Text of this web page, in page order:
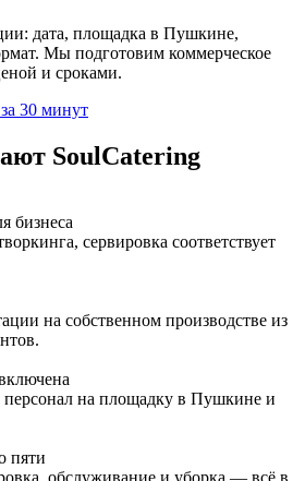
дата, площадка в Пушкине,
Мы подготовим коммерческое
и сроками.
30 минут
SoulCatering
бизнеса
сервировка соответствует
на собственном производстве из
персонал на площадку в Пушкине и
пяти
обслуживание и уборка — всё в